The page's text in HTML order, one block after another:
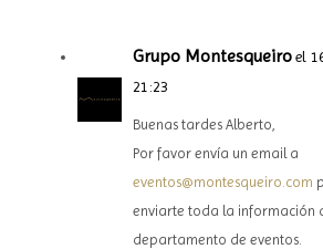
Grupo Montesqueiro el
21:23
Buenas tardes Alberto,
Por favor envía un email a
eventos@montesqueiro.com
enviarte toda la información
departamento de eventos.